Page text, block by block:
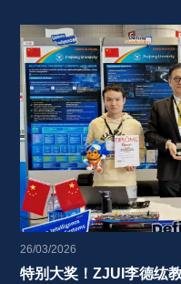
26/03/2026
特别大奖！ZJUI李德纮